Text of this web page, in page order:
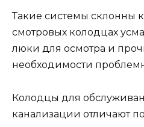
Такие системы склонны
смотровых колодцах
люки для осмотра и
необходимости
Колодцы для
канализации отличают